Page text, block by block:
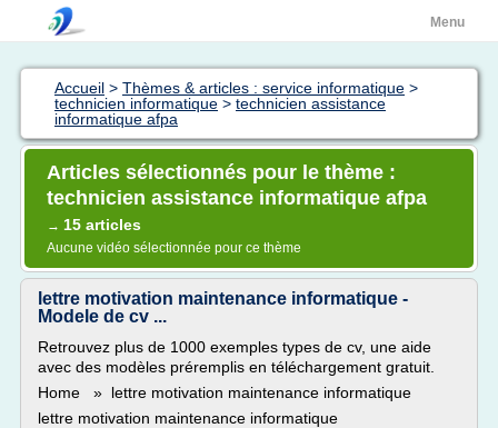
Menu
Accueil > Thèmes & articles : service informatique >
technicien informatique > technicien assistance
informatique afpa
Articles sélectionnés pour le thème :
technicien assistance informatique afpa
→ 15 articles
Aucune vidéo sélectionnée pour ce thème
lettre motivation maintenance informatique -
Modele de cv ...
Retrouvez plus de 1000 exemples types de cv, une aide
avec des modèles préremplis en téléchargement gratuit.
Home » lettre motivation maintenance informatique
lettre motivation maintenance informatique